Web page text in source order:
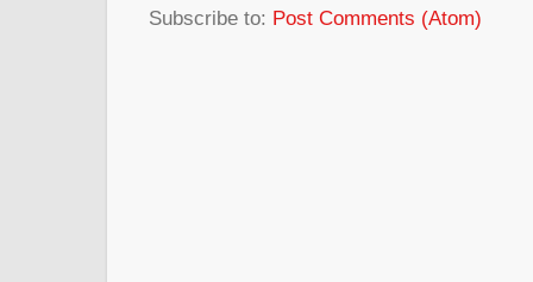
Subscribe to: Post Comments (Atom)